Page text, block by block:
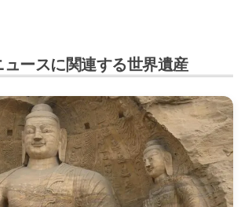
ースに関連する世界遺産